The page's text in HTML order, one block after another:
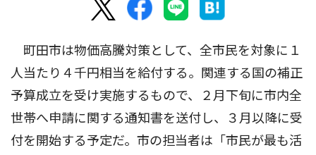
町田市は物価高騰対策として、全市民を対象に１
人当たり４千円相当を給付する。関連する国の補正
予算成立を受け実施するもので、２月下旬に市内全
世帯へ申請に関する通知書を送付し、３月以降に受
付を開始する予定だ。市の担当者は「市民が最も活